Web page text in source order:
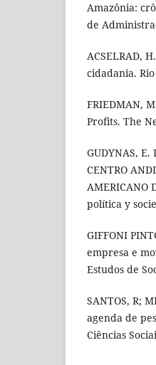
Amazônia:
de
ACSELRAD,
cidadania.
FRIEDMAN,
Profits. The
GUDYNAS,
CENTRO
AMERICANO
política y
GIFFONI
empresa e
Estudos de
SANTOS, R;
agenda de
Ciências